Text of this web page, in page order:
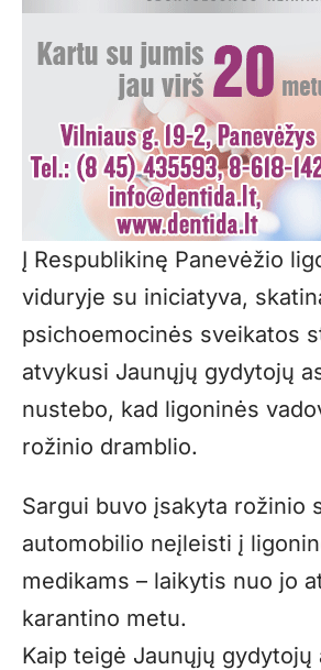
Į Respublikinę Panevėžio
viduryje su iniciatyva,
psichoemocinės sveikatos
atvykusi Jaunųjų gydytojų
nustebo, kad ligoninės
rožinio dramblio.
Sargui buvo įsakyta rožinio
automobilio neįleisti į
medikams – laikytis nuo jo
karantino metu.
Kaip teigė Jaunųjų gydytojų